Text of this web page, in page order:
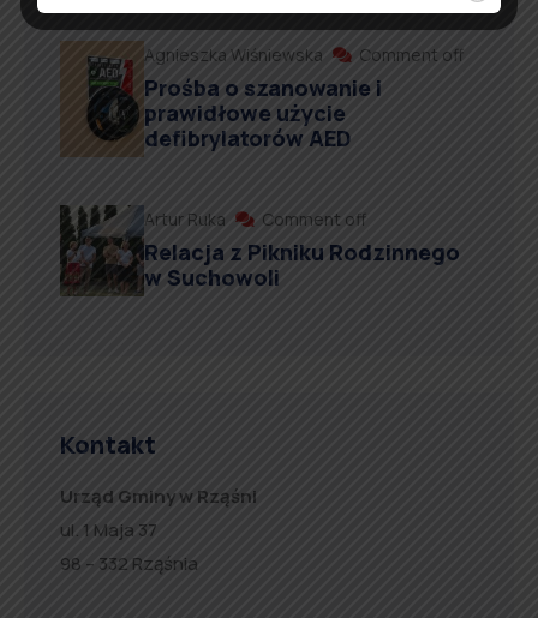
Agnieszka Wiśniewska Comment off
Prośba o szanowanie i
prawidłowe użycie
defibrylatorów AED
Artur Ruka Comment off
Relacja z Pikniku Rodzinnego
w Suchowoli
Kontakt
Urząd Gminy w Rząśni
ul. 1 Maja 37
98 – 332 Rząśnia